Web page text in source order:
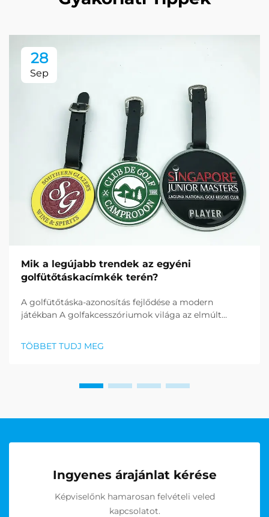
28
Sep
Mik a legújabb trendek az egyéni
golfütőtáskacímkék terén?
A golfütőtáska-azonosítás fejlődése a modern
játékban A golfakcesszóriumok világa az elmúlt
keresztül, amely során az egyedi golfütőtáskacímkék
egyszerre váltak gyakorlati szükségszerűséggé és
TÖBBET TUDJ MEG
Ingyenes árajánlat kérése
Képviselőnk hamarosan felvételi veled
kapcsolatot.